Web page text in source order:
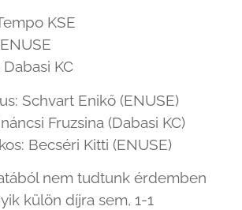
KSE
KC
Schvart Enikő (ENUSE)
Fruzsina (Dabasi KC)
Becséri Kitti (ENUSE)
nem tudtunk érdemben
külön díjra sem, 1-1